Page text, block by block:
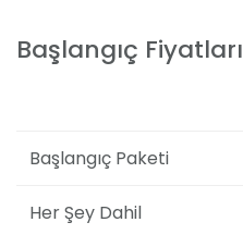
Başlangıç Fiyatları
Başlangıç Paketi
Her Şey Dahil